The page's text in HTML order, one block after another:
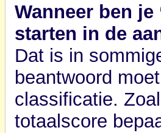
Wanneer ben je
starten in de
Dat is in
beantwoord
classificatie.
totaalscore